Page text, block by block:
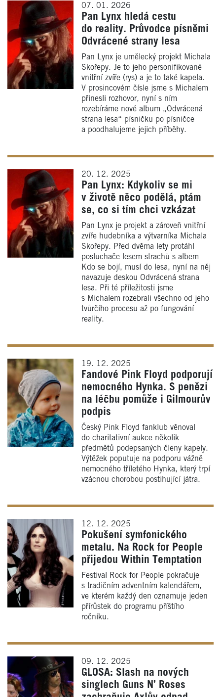
07. 01. 2026
Pan Lynx hledá cestu
do reality. Průvodce písněmi
Odvrácené strany lesa
Pan Lynx je umělecký projekt Michala
Skořepy. Je to jeho personifikované
vnitřní zvíře (rys) a je to také kapela.
V prosincovém čísle jsme s Michalem
přinesli rozhovor, nyní s ním
rozebíráme nové album „Odvrácená
strana lesa“ písničku po písničce
a poodhalujeme jejich příběhy.
20. 12. 2025
Pan Lynx: Kdykoliv se mi
v životě něco podělá, ptám
se, co si tím chci vzkázat
Pan Lynx je projekt a zároveň vnitřní
zvíře hudebníka a výtvarníka Michala
Skořepy. Před dvěma lety protáhl
posluchače lesem strachů s albem
Kdo se bojí, musí do lesa, nyní na něj
navazuje deskou Odvrácená strana
lesa. Při té příležitosti jsme
s Michalem rozebrali všechno od jeho
tvůrčího procesu až po fungování
reality.
19. 12. 2025
Fandové Pink Floyd podporují
nemocného Hynka. S penězi
na léčbu pomůže i Gilmourův
podpis
Český Pink Floyd fanklub věnoval
do charitativní aukce několik
předmětů podepsaných členy kapely.
Výtěžek poputuje na podporu vážně
nemocného tříletého Hynka, který trpí
vzácnou chorobou postihující játra.
12. 12. 2025
Pokušení symfonického
metalu. Na Rock for People
přijedou Within Temptation
Festival Rock for People pokračuje
s tradičním adventním kalendářem,
ve kterém každý den oznamuje jeden
přírůstek do programu příštího
ročníku.
09. 12. 2025
GLOSA: Slash na nových
singlech Guns N’ Roses